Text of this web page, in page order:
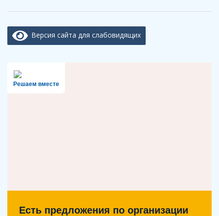
Версия сайта для слабовидящих
Решаем вместе
Есть предложения по организации